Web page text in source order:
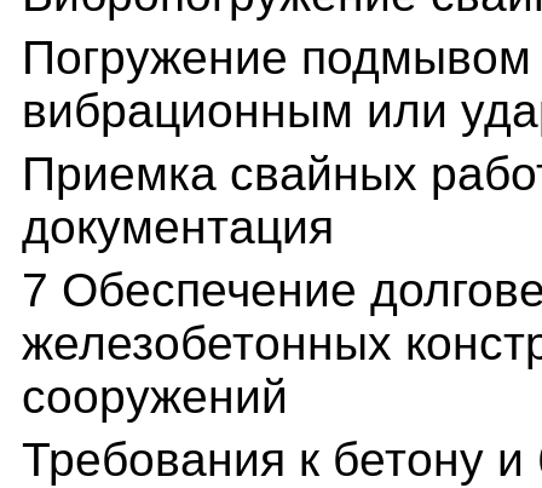
Погружение
вибрационным или
Приемка свайных
документация
7 Обеспечение
железобетонных
сооружений
Требования к бетону